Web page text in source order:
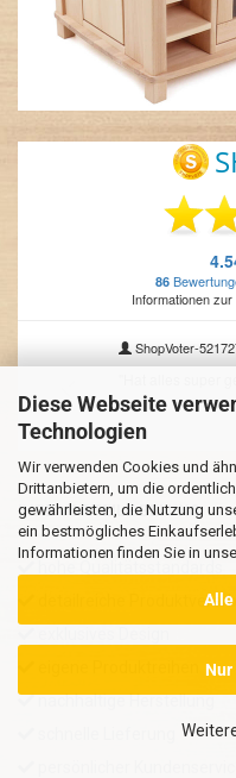
Diese Webseite
Technologien
Wir verwenden Cookies und
Drittanbietern, um die
gewährleisten, die Nutzung
ein bestmögliches
Informationen finden Sie in
Alle
Nur
IHRE VORTEILE BEI UNS
detailreiche
nachhaltige Herstellung